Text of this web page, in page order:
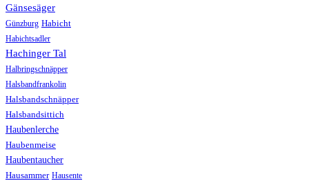
Gänsesäger
Günzburg Habicht
Habichtsadler
Hachinger Tal
Halbringschnäpper
Halsbandfrankolin
Halsbandschnäpper
Halsbandsittich
Haubenlerche
Haubenmeise
Haubentaucher
Hausammer Hausente